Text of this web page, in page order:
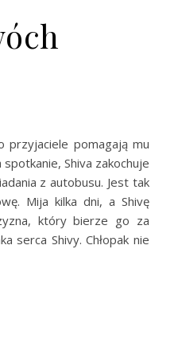
przyjaciele pomagają mu
Shiva zakochuje
z autobusu. Jest tak
Mija kilka dni, a Shivę
który bierze go za
serca Shivy. Chłopak nie